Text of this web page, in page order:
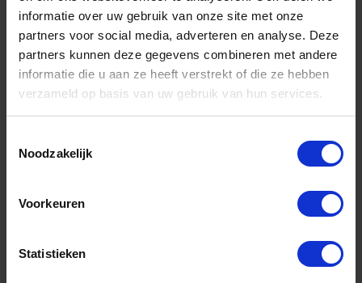
informatie over uw gebruik van onze site met onze
partners voor social media, adverteren en analyse. Deze
partners kunnen deze gegevens combineren met andere
informatie die u aan ze heeft verstrekt of die ze hebben
verzameld op basis van uw gebruik van hun services.
Noodzakelijk
Voorkeuren
Statistieken
klembereik 0,5-3,0MM
Artikelnummer merk: 02ST10F06131